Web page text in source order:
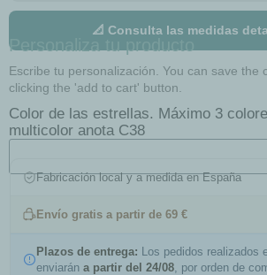
📐 Consulta las medidas
Personaliza tu producto
Escribe tu personalización. You can save the
clicking the 'add to cart' button.
Color de las estrellas. Máximo 3
multicolor anota C38
Fabricación local y a medida en España
Envío gratis a partir de 69 €
Plazos de entrega: Los pedidos realizados
enviarán a partir del 24/08 , por orden de